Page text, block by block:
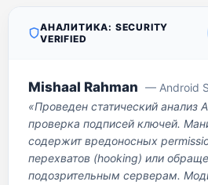
АНАЛИТИКА: SECURITY
VERIFIED
Mishaal Rahman — Android
«Проведен статический анализ
проверка подписей ключей.
содержит вредоносных
перехватов (hooking) или
подозрительным серверам.